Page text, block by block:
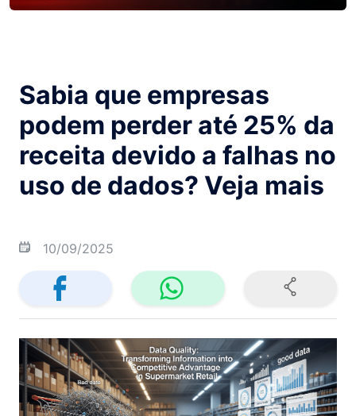
Sabia que empresas
podem perder até 25% da
receita devido a falhas no
uso de dados? Veja mais
10/09/2025